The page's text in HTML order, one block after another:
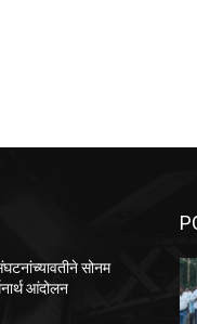
सोनम
आंदोलन